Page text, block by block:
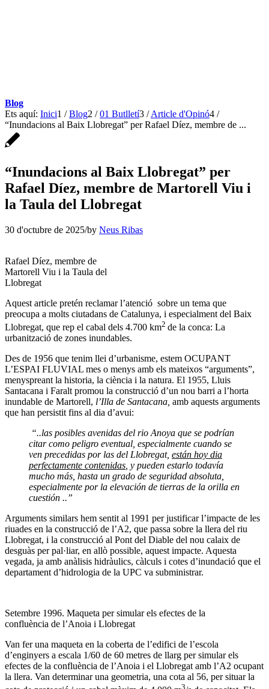
Blog
Ets aquí: Inici1 / Blog2 / 01 Butlletí3 / Article d'Opinó4 /
“Inundacions al Baix Llobregat” per Rafael Díez, membre de ...
“Inundacions al Baix Llobregat” per
Rafael Díez, membre de Martorell Viu i
la Taula del Llobregat
30 d'octubre de 2025/by Neus Ribas
Rafael Díez, membre de
Martorell Viu i la Taula del
Llobregat
Aquest article pretén reclamar l’atenció sobre un tema que
preocupa a molts ciutadans de Catalunya, i especialment del Baix
Llobregat, que rep el cabal dels 4.700 km2 de la conca: La
urbanització de zones inundables.
Des de 1956 que tenim llei d’urbanisme, estem OCUPANT
L’ESPAI FLUVIAL mes o menys amb els mateixos “arguments”,
menyspreant la historia, la ciència i la natura. El 1955, Lluis
Santacana i Faralt promou la construcció d’un nou barri a l’horta
inundable de Martorell, l’Illa de Santacana, amb aquests arguments
que han persistit fins al dia d’avui:
“..las posibles avenidas del rio Anoya que se podrían
citar como peligro eventual, especialmente cuando se
ven precedidas por las del Llobregat, están hoy dia
perfectamente contenidas , y pueden estarlo todavía
mucho más, hasta un grado de seguridad absoluta,
especialmente por la elevación de tierras de la orilla en
cuestión ..”
Arguments similars hem sentit al 1991 per justificar l’impacte de les
riuades en la construcció de l’A2, que passa sobre la llera del riu
Llobregat, i la construcció al Pont del Diable del nou calaix de
desguàs per pal·liar, en allò possible, aquest impacte. Aquesta
vegada, ja amb anàlisis hidràulics, càlculs i cotes d’inundació que el
departament d’hidrologia de la UPC va subministrar.
Setembre 1996. Maqueta per simular els efectes de la
confluència de l’Anoia i Llobregat
Van fer una maqueta en la coberta de l’edifici de l’escola
d’enginyers a escala 1/60 de 60 metres de llarg per simular els
efectes de la confluència de l’Anoia i el Llobregat amb l’A2 ocupant
la llera. Van determinar una geometria, una cota al 56, per situar la
3